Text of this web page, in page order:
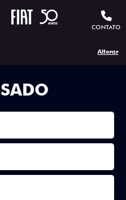
CONTATO
Alterar